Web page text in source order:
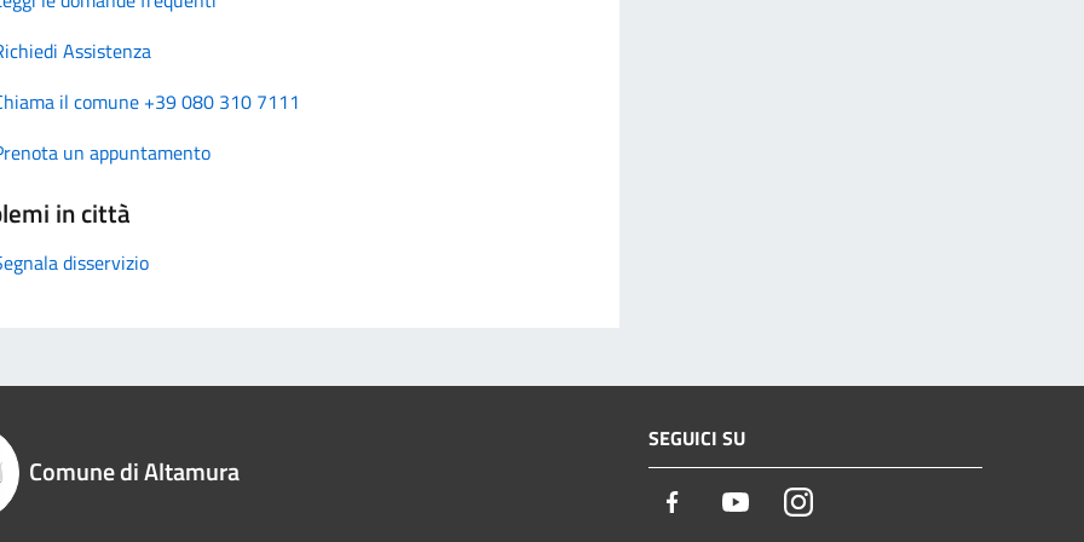
Assistenza
il comune +39 080 310 7111
un appuntamento
in città
disservizio
Comune di Altamura
SEGUICI SU
Facebook YoutubeInstagram